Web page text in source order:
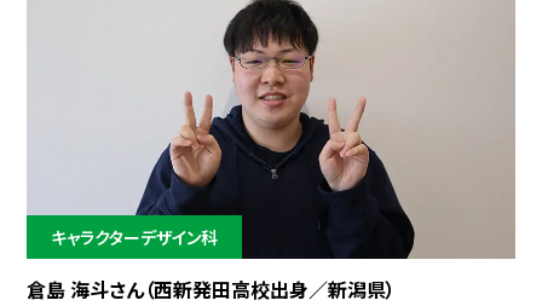
キャラクターデザイン科
倉島 海斗さん（西新発田高校出身／新潟県）